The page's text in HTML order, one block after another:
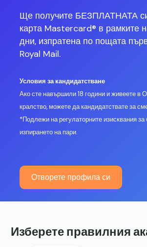
Ще получите БЕЗПЛАТНАТА
карта Mastercard® в рамките
дни, изпратена по пощата
Royal Mail.
Условия за кандидатстване
Ако сте навършили 18 години и живеете в
кралство, можете да кандидатствате за
*Подлежи на регулаторните изисквания за
изпирането на пари.
Отворете профила си
Изберете правилния